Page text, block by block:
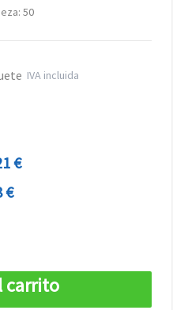
50
IVA incluida
€
€
carrito